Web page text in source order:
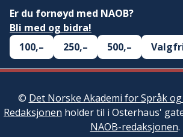
Er du fornøyd med NAOB?
Bli med og bidra!
100,–
250,– 500,–
© Det Norske Akademi for Språk
Redaksjonen holder til i Osterhaus'
NAOB-redaksjonen.